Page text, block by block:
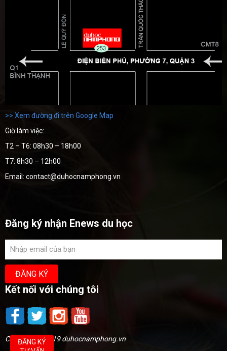
>> Xem đường đi trên Google Map
Giờ làm việc:
T2 – T6: 08h30 – 18h00
T7: 8h30 – 12h00
Email: contact@duhocnamphong.vn
Đăng ký nhận Enews du học
Kết nối với chúng tôi
Copyright @2019 duhocnamphong.vn
ĐĂNG KÝ